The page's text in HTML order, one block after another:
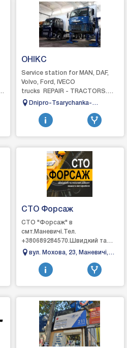
OHIKC
Service station for MAN, DAF,
Volvo, Ford, IVECO
trucks REPAIR - TRACTORS.
TRAILERS. SEMI-TRAILERS.
stand fo...
Dnipro-Tsarychanka-
Kobelyaki-Reshetylivka
highway, 24 km
СТО Форсаж
СТО "Форсаж" в
смт.Маневичі.Тел.
+380689284570.Швидкий та
якісний ремонт вашого
автомобіля:- ходова частина;-
рульове обладнання;...
вул. Мохова, 23, Маневичі,
Волинська область